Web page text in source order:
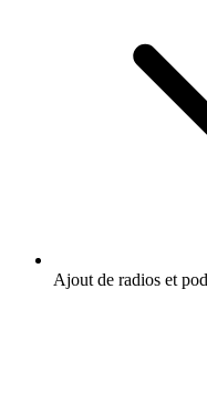
Ajout de radios et